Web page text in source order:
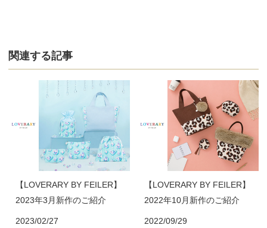
関連する記事
【LOVERARY BY FEILER】
2023年3月新作のご紹介
2023/02/27
【LOVERARY BY FEILER】
2022年10月新作のご紹介
2022/09/29